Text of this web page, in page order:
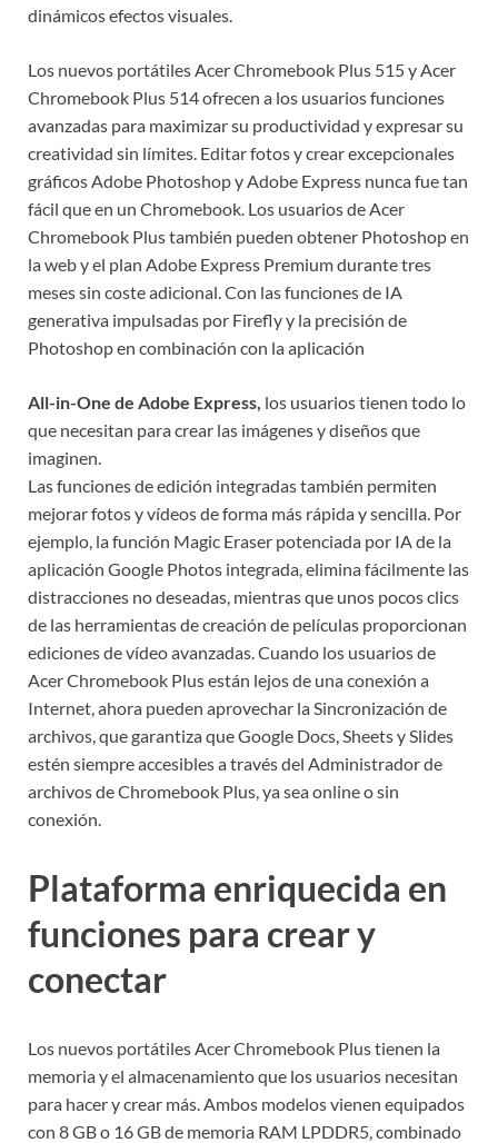
dinámicos efectos visuales.
Los nuevos portátiles Acer Chromebook Plus 515 y Acer
Chromebook Plus 514 ofrecen a los usuarios funciones
avanzadas para maximizar su productividad y expresar su
creatividad sin límites. Editar fotos y crear excepcionales
gráficos Adobe Photoshop y Adobe Express nunca fue tan
fácil que en un Chromebook. Los usuarios de Acer
Chromebook Plus también pueden obtener Photoshop en
la web y el plan Adobe Express Premium durante tres
meses sin coste adicional. Con las funciones de IA
generativa impulsadas por Firefly y la precisión de
Photoshop en combinación con la aplicación
All-in-One de Adobe Express, los usuarios tienen todo lo
que necesitan para crear las imágenes y diseños que
imaginen.
Las funciones de edición integradas también permiten
mejorar fotos y vídeos de forma más rápida y sencilla. Por
ejemplo, la función Magic Eraser potenciada por IA de la
aplicación Google Photos integrada, elimina fácilmente las
distracciones no deseadas, mientras que unos pocos clics
de las herramientas de creación de películas proporcionan
ediciones de vídeo avanzadas. Cuando los usuarios de
Acer Chromebook Plus están lejos de una conexión a
Internet, ahora pueden aprovechar la Sincronización de
archivos, que garantiza que Google Docs, Sheets y Slides
estén siempre accesibles a través del Administrador de
archivos de Chromebook Plus, ya sea online o sin
conexión.
Plataforma enriquecida en
funciones para crear y
conectar
Los nuevos portátiles Acer Chromebook Plus tienen la
memoria y el almacenamiento que los usuarios necesitan
para hacer y crear más. Ambos modelos vienen equipados
con 8 GB o 16 GB de memoria RAM LPDDR5, combinado